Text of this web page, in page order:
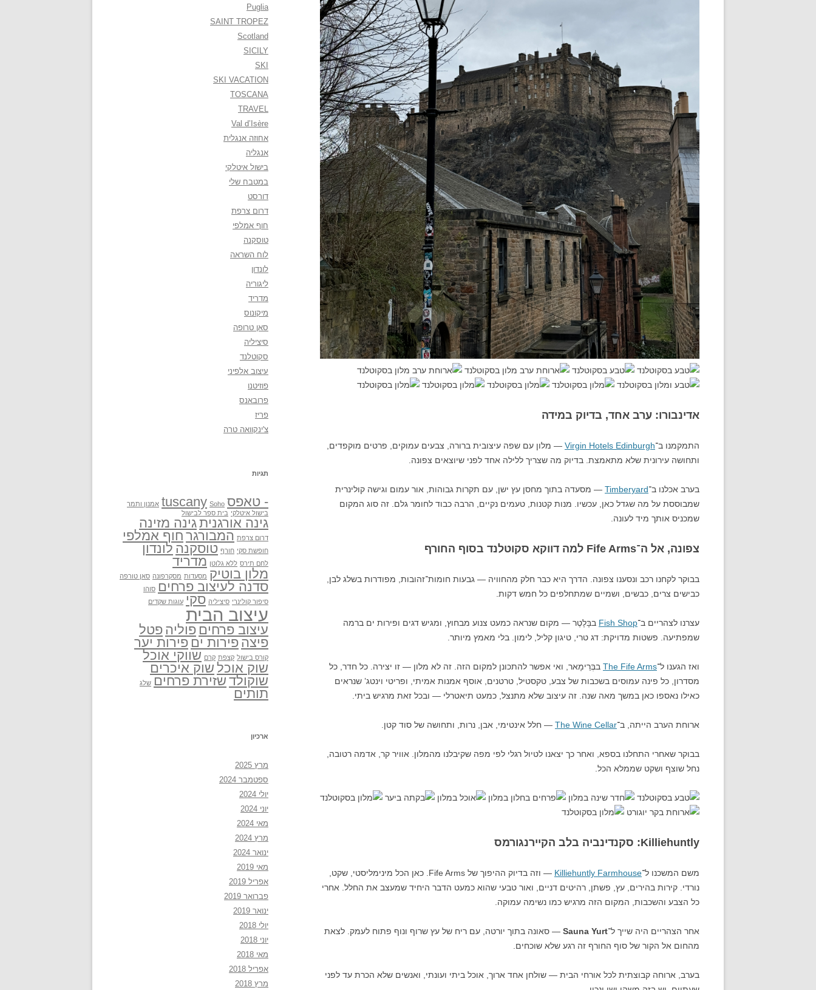
אדינבורו: ערב אחד, בדיוק במידה
התמקמנו ב־Virgin Hotels Edinburgh — מלון עם שפה עיצובית ברורה, צבעים עמוקים, פרטים מוקפדים,
ותחושה עירונית שלא מתאמצת. בדיוק מה שצריך ללילה אחד לפני שיוצאים צפונה.
בערב אכלנו ב־Timberyard — מסעדה בתוך מחסן עץ ישן, עם תקרות גבוהות, אור עמום וגישה קולינרית
שמבוססת על מה שגדל כאן, עכשיו. מנות קטנות, טעמים נקיים, הרבה כבוד לחומר גלם. זה סוג המקום
שמכניס אותך מיד לעונה.
צפונה, אל ה־Fife Arms למה דווקא סקוטלנד בסוף החורף
בבוקר לקחנו רכב ונסענו צפונה. הדרך היא כבר חלק מהחוויה — גבעות חומות־זהובות, מפודרות בשלג לבן,
כבישים צרים, כבשים, ושמיים שמתחלפים כל חמש דקות.
עצרנו לצהריים ב־Fish Shop בבָּלָטֶר — מקום שנראה כמעט צנוע מבחוץ, ומגיש דגים ופירות ים ברמה
שמפתיעה. פשטות מדויקת: דג טרי, טיגון קליל, לימון. בלי מאמץ מיותר.
ואז הגענו ל־The Fife Arms בבְּרֵימָאר, ואי אפשר להתכונן למקום הזה. זה לא מלון — זו יצירה. כל חדר, כל
מסדרון, כל פינה עמוסים בשכבות של צבע, טקסטיל, טרטנים, אוסף אמנות אמיתי, ופריטי וינטג’ שנראים
כאילו נאספו כאן במשך מאה שנה. זה עיצוב שלא מתנצל, כמעט תיאטרלי — ובכל זאת מרגיש ביתי.
ארוחת הערב הייתה, ב־The Wine Cellar — חלל אינטימי, אבן, נרות, ותחושה של סוד קטן.
בבוקר שאחרי התחלנו בספא, ואחר כך יצאנו לטיול רגלי לפי מפה שקיבלנו מהמלון. אוויר קר, אדמה רטובה,
נחל שוצף ושקט שממלא הכל.
Killiehuntly: סקנדינביה בלב הקיירנגורמס
משם המשכנו ל־Killiehuntly Farmhouse
— וזה בדיוק ההיפוך של Fife Arms. כאן הכל מינימליסטי, שקט,
נורדי. קירות בהירים, עץ, פשתן, רהיטים דניים, ואור טבעי שהוא כמעט הדבר היחיד שמעצב את החלל. אחרי
כל הצבע והשכבות, המקום הזה מרגיש כמו נשימה עמוקה.
אחר הצהריים היה שייך ל־Sauna Yurt — סאונה בתוך יורטה, עם ריח של עץ שרוף ונוף פתוח לעמק. לצאת
מהחום אל הקור של סוף החורף זה רגע שלא שוכחים.
בערב, ארוחה קבוצתית לכל אורחי הבית — שולחן אחד ארוך, אוכל ביתי ועונתי, ואנשים שלא הכרת עד לפני
Puglia
SAINT TROPEZ
Scotland
SICILY
SKI
SKI VACATION
TOSCANA
TRAVEL
Val d’Isère
אחוזה אנגלית
אנגליה
בישול איטלקי
במטבח שלי
דורסט
דרום צרפת
חוף אמלפי
טוסקנה
לוח השראה
לונדון
ליגוריה
מדריד
מיקונוס
סאן טרופה
סיציליה
סקוטלנד
עיצוב אלפיני
פוזיטנו
פרובאנס
פריז
צ'ינקוואה טרה
תגיות
- טאפס Soho
tuscany אמנון ותמר
בישול איטלקי בית ספר לבישול
גינה אורגניתגינה מזינה
דרום צרפת המבורגר חוף אמלפי
חופשת סקי חורף טוסקנה לונדון
לחם תירס ללא גלוטן מדריד
מלון בוטיק מסעדות מסקרפונה סאן טורפה
סדנה לעיצוב פרחים סוהו
סיפור קולינרי סיציליה סקי עוגות שקדים
עיצוב הבית
עיצוב פרחים פוליה פטל
פיצה פירות ים פירות יער
קורס בישול קצפת קרם שווקי אוכל
שוק אוכל שוק איכרים
שוקולד שזירת פרחים שלג
תותים
ארכיון
מרץ 2025
ספטמבר 2024
יולי 2024
יוני 2024
מאי 2024
מרץ 2024
ינואר 2024
מאי 2019
אפריל 2019
פברואר 2019
ינואר 2019
יולי 2018
יוני 2018
מאי 2018
אפריל 2018
מרץ 2018